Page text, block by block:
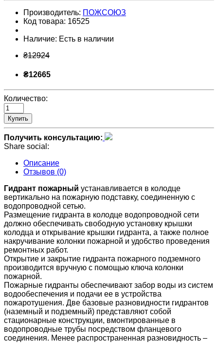
Производитель: ПОЖСОЮЗ
Код товара: 16525
Наличие: Есть в наличии
₴12924
₴12665
Количество:
Купить
Получить консультацию:
Share social:
Описание
Отзывов (0)
Гидрант пожарный устанавливается в колодце
вертикально на пожарную подставку, соединенную с
водопроводной сетью.
Размещение гидранта в колодце водопроводной сети
должно обеспечивать свободную установку крышки
колодца и открывание крышки гидранта, а также полное
накручивание колонки пожарной и удобство проведения
ремонтных работ.
Открытие и закрытие гидранта пожарного подземного
производится вручную с помощью ключа колонки
пожарной.
Пожарные гидранты обеспечивают забор воды из систем
водообеспечения и подачи ее в устройства
пожаротушения. Две базовые разновидности гидрантов
(наземный и подземный) представляют собой
стационарные конструкции, вмонтированные в
водопроводные трубы посредством фланцевого
соединения. Менее распространенная разновидность –